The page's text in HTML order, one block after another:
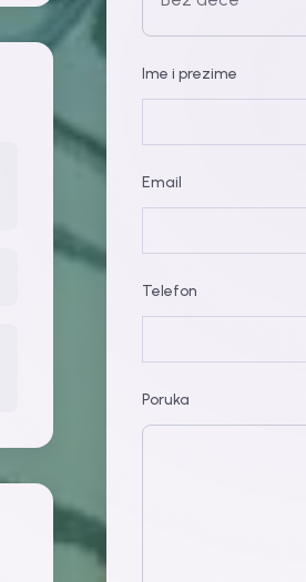
Ime i prezime
Email
Telefon
Poruka